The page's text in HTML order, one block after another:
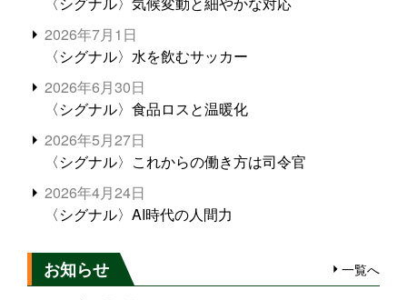
2026年7月1日
〈シグナル〉水を飲むサッカー
2026年6月30日
〈シグナル〉食品ロスと温暖化
2026年5月27日
〈シグナル〉これからの働き方は司令官
2026年4月24日
〈シグナル〉AI時代の人間力
お知らせ 一覧へ